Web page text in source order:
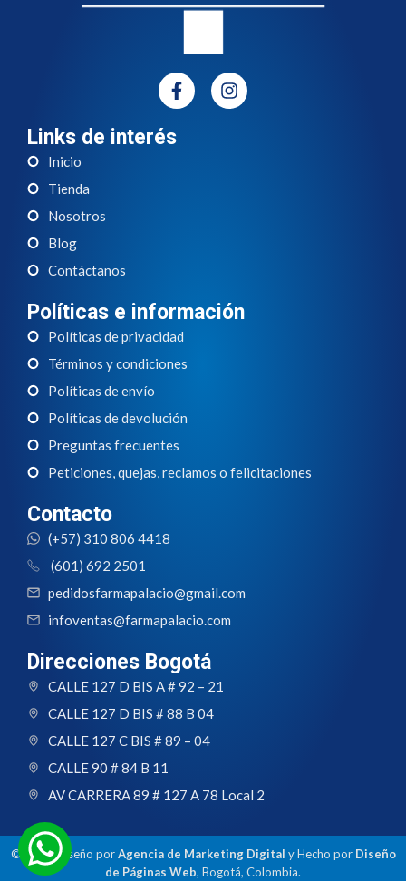
Links de interés
Inicio
Tienda
Nosotros
Blog
Contáctanos
Políticas e información
Políticas de privacidad
Términos y condiciones
Políticas de envío
Políticas de devolución
Preguntas frecuentes
Peticiones, quejas, reclamos o felicitaciones
Contacto
(+57) 310 806 4418
(601) 692 2501
pedidosfarmapalacio@gmail.com
infoventas@farmapalacio.com
Direcciones Bogotá
CALLE 127 D BIS A # 92 – 21
CALLE 127 D BIS # 88 B 04
CALLE 127 C BIS # 89 – 04
CALLE 90 # 84 B 11
AV CARRERA 89 # 127 A 78 Local 2
© 2024 Diseño porAgencia de Marketing Digital y Hecho por Diseño
de Páginas Web, Bogotá, Colombia.